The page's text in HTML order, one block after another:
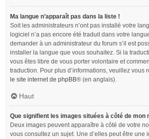
Ma langue n’apparaît pas dans la liste !
Soit les administrateurs n’ont pas installé votre
logiciel n’a pas encore été traduit dans votre
demander à un administrateur du forum s’il est
installer la langue que vous souhaitez. Si la
vous êtes libre de vous porter volontaire et
traduction. Pour plus d’informations, veuillez vous
le site internet de phpBB® (en anglais).
Haut
Que signifient les images situées à côté de mon
Deux images peuvent apparaître à côté de votre
vous consultez un sujet. Une d’elles peut être une